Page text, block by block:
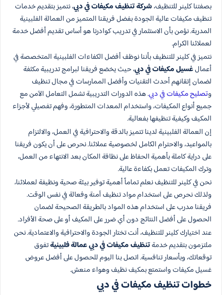
بصفتنا كلينر للتنظيف،شركة تنظيف مكيفات في دبي، نتميز بتقديم خدمات
تنظيف مكيفات عالية الجودة بفضل فريقنا المتميز من العمالة الفلبينية
المدربة. نؤمن بأن الاستثمار في تدريب كوادرنا هو أساس تقديم أفضل خدمة
لعملائنا الكرام.
نتميز في كلينر للتنظيف بأننا نوظف أفضل الكفاءات الفلبينية المتخصصة في
أعمالغسيل مكيفات في دبي، حيث يخضع فريقنا لبرامج تدريبية مكثفة
لضمان إتقانهم أحدث التقنيات وأفضل الممارسات في مجال تنظيف
وتصليح مكيفات في دبي. هذه الدورات التدريبية تشمل التعامل الآمن مع
جميع أنواع المكيفات، واستخدام المعدات المتطورة، وفهم تفصيلي لأجزاء
المكيف وكيفية تنظيفها بفعالية.
إن العمالة الفلبينية لدينا تتميز بالدقة والاحترافية في العمل، والالتزام
بالمواعيد، والاحترام الكامل لخصوصية عملائنا. نحرص على أن يكون فريقنا
على دراية كاملة بأهمية الحفاظ على نظافة المكان بعد الانتهاء من العمل،
وترك المكيفات تعمل بكفاءة عالية.
نحن في كلينر للتنظيف نعلم تماماً أهمية توفير بيئة صحية ونظيفة لعملائنا،
ولذلك نحرص على استخدام مواد تنظيف آمنة وفعالة في نفس الوقت.
فريقنا مدرب على استخدام هذه المواد بالطريقة الصحيحة لضمان
الحصول على أفضل النتائج دون أي ضرر على المكيف أو على صحة الأفراد.
عند اختيارك كلينر للتنظيف، أنت تختار الجودة والاحترافية والاعتمادية. نحن
ملتزمون بتقديم خدمةتنظيف مكيفات في دبي عمالة فلبينيةتفوق
توقعاتك، وبأسعار تنافسية. اتصل بنا اليوم للحصول على أفضل عروض
غسيل مكيفات واستمتع بمكيف نظيف وهواء منعش.
خطوات تنظيف مكيفات في دبي